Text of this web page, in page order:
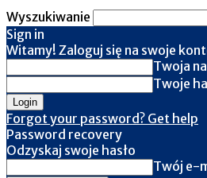
Wyszukiwanie
Sign in
Witamy! Zaloguj się na swoje
Twoja
Twoje
Forgot your password? Get help
Password recovery
Odzyskaj swoje hasło
Twój e-